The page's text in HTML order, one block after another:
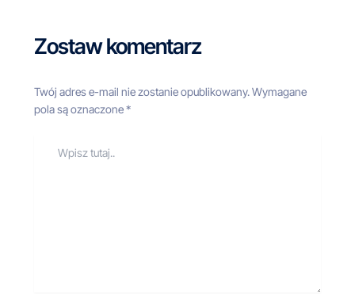
Zostaw komentarz
Twój adres e-mail nie zostanie opublikowany. Wymagane
pola są oznaczone*